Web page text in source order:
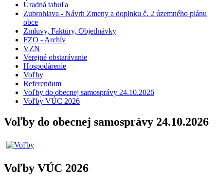
Úradná tabuľa
Zubrohlava - Návrh Zmeny a doplnku č. 2 územného plánu
obce
Zmluvy, Faktúry, Objednávky
FZO - Archív
VZN
Verejné obstarávanie
Hospodárenie
Voľby
Referendum
Voľby do obecnej samosprávy 24.10.2026
Voľby VÚC 2026
Voľby do obecnej samosprávy 24.10.2026
Voľby VÚC 2026